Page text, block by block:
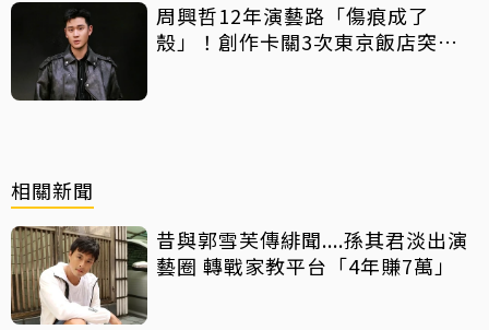
周興哲12年演藝路「傷痕成了
殼」！創作卡關3次東京飯店突找
相關新聞
昔與郭雪芙傳緋聞....孫其君淡出演
藝圈 轉戰家教平台「4年賺7萬」